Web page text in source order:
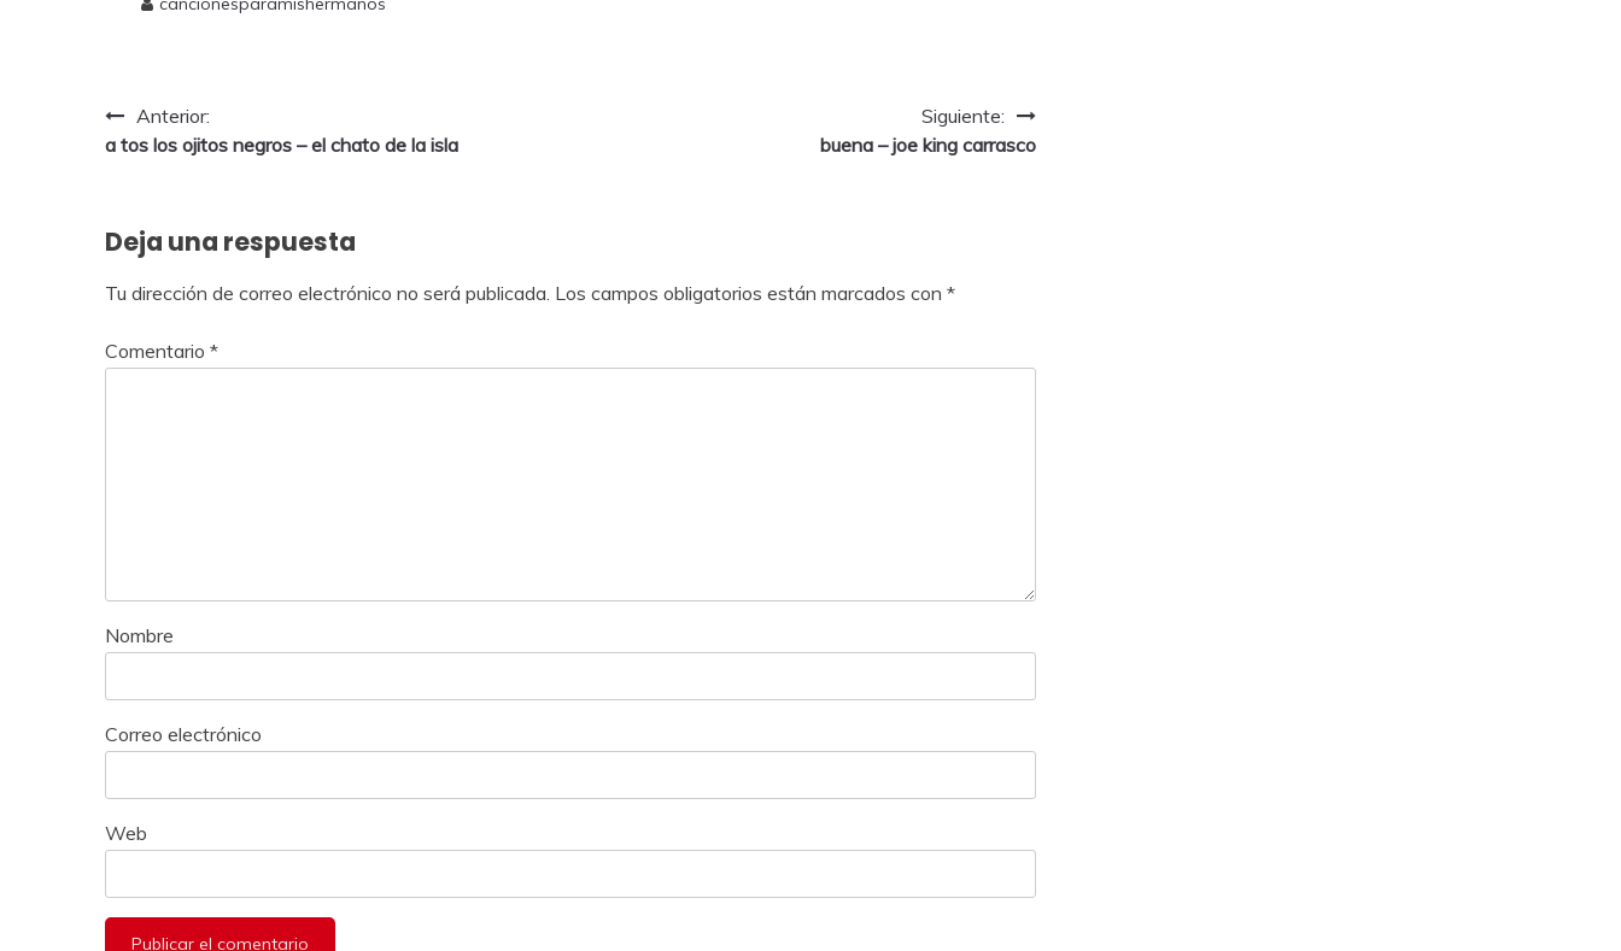
Anterior:
a tos los ojitos negros – el chato de la isla
Siguiente:
buena – joe king carrasco
Deja una respuesta
Tu dirección de correo electrónico no será publicada. Los campos obligatorios están marcados con *
Comentario *
Nombre
Correo electrónico
Web